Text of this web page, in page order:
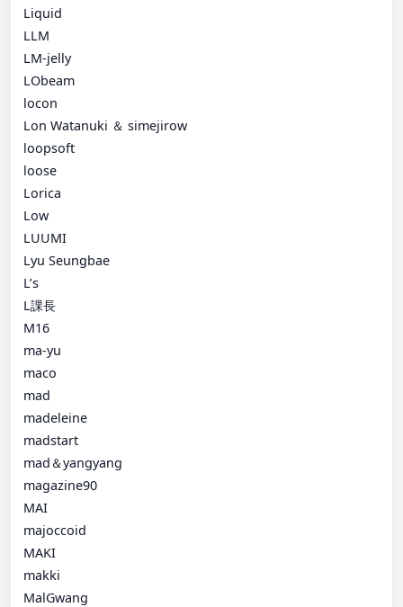
Liquid
LLM
LM-jelly
LObeam
locon
Lon Watanuki ＆ simejirow
loopsoft
loose
Lorica
Low
LUUMI
Lyu Seungbae
L’s
L課長
M16
ma-yu
maco
mad
madeleine
madstart
mad＆yangyang
magazine90
MAI
majoccoid
MAKI
makki
MalGwang